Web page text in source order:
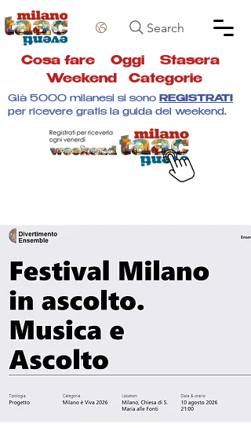
Search
Cosa fare Oggi Stasera
Weekend
Categorie
Già 5000 milanesi si sono REGISTRATI
per ricevere gratis la guida del weekend.